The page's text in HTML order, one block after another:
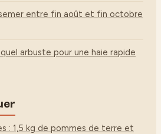
semer entre fin août et fin octobre
arbuste pour une haie rapide
: 1,5 kg de pommes de terre et